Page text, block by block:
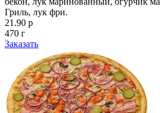
Гриль, лук фри.
21.90 р
470 г
Заказать